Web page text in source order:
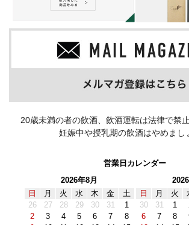
20歳未満の者の飲酒、飲酒運転は法律で禁
妊娠中や授乳期の飲酒はやめまし
営業日カレンダー
2026年8月
日
月 火 水 木 金
土
26
27 28 29 30 31
1
2
3 4 5 6 7
8
日
月 火
30
31 1
6
7 8